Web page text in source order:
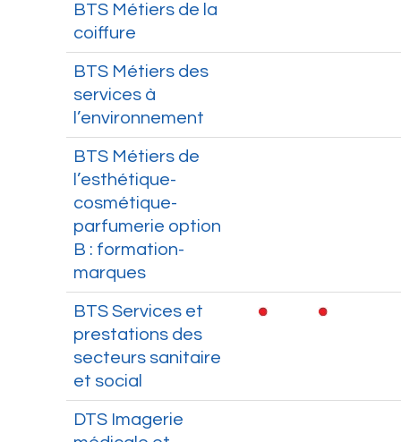
BTS Métiers de la
coiffure
BTS Métiers des
services à
l’environnement
BTS Métiers de
l’esthétique-
cosmétique-
parfumerie option
B : formation-
marques
BTS Services et
prestations des
secteurs sanitaire
et social
DTS Imagerie